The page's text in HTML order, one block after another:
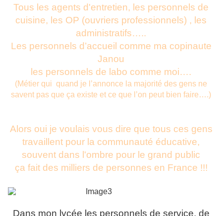
Tous les agents d'entretien, les personnels de
cuisine, les OP (ouvriers professionnels) , les
administratifs…..
Les personnels d’accueil comme ma copinaute
Janou
les personnels de labo comme moi….
(Métier qui quand je l’annonce la majorité des gens ne
savent pas que ça existe et ce que l’on peut bien faire….)
Alors oui je voulais vous dire que tous ces gens
travaillent pour la communauté éducative,
souvent dans l'ombre pour le grand public
ça fait des milliers de personnes en France !!!
Dans mon lycée les personnels de service, de